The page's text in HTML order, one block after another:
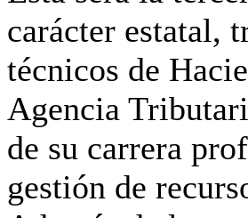
carácter estatal,
técnicos de
Agencia
de su carrera
gestión de